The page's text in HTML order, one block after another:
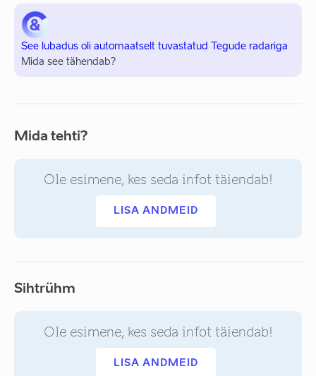
See lubadus oli automaatselt tuvastatud Tegude radariga
Mida see tähendab?
Mida tehti?
Ole esimene, kes seda infot täiendab!
LISA ANDMEID
Sihtrühm
Ole esimene, kes seda infot täiendab!
LISA ANDMEID